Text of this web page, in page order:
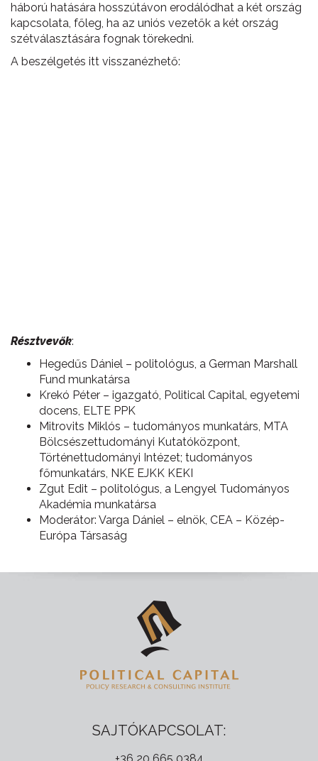
háború hatására hosszútávon erodálódhat a két ország
kapcsolata, főleg, ha az uniós vezetők a két ország
szétválasztására fognak törekedni.
A beszélgetés itt visszanézhető:
Résztvevők:
Hegedűs Dániel – politológus, a German Marshall
Fund munkatársa
Krekó Péter – igazgató, Political Capital, egyetemi
docens, ELTE PPK
Mitrovits Miklós – tudományos munkatárs, MTA
Bölcsészettudományi Kutatóközpont,
Történettudományi Intézet; tudományos
főmunkatárs, NKE EJKK KEKI
Zgut Edit – politológus, a Lengyel Tudományos
Akadémia munkatársa
Moderátor: Varga Dániel – elnök, CEA – Közép-
Európa Társaság
SAJTÓKAPCSOLAT: